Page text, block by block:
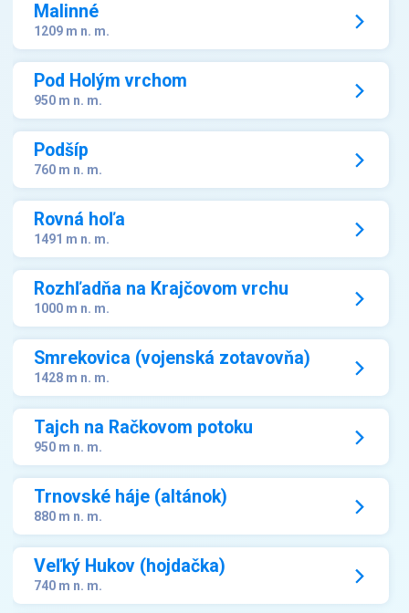
Malinné
1209 m n. m.
Pod Holým vrchom
950 m n. m.
Podšíp
760 m n. m.
Rovná hoľa
1491 m n. m.
Rozhľadňa na Krajčovom vrchu
1000 m n. m.
Smrekovica (vojenská zotavovňa)
1428 m n. m.
Tajch na Račkovom potoku
950 m n. m.
Trnovské háje (altánok)
880 m n. m.
Veľký Hukov (hojdačka)
740 m n. m.